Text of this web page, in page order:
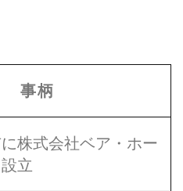
事柄
株式会社ベア・ホー
立